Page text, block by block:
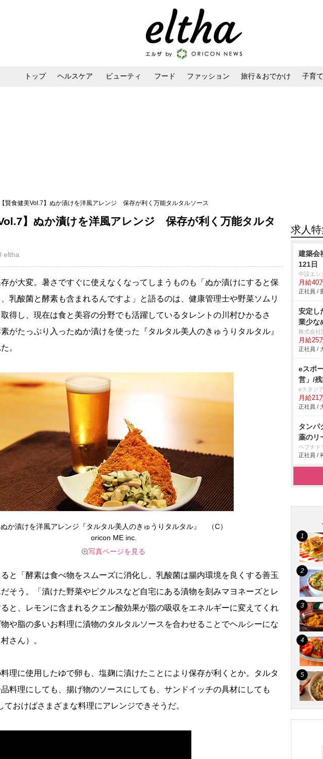
トップ ヘルスケア ビューティ フード ファッション 旅行＆おでかけ 子育て
賢食健美Vol.7】ぬか漬けを洋風アレンジ 保存が利く万能タルタルソース
Vol.7】ぬか漬けを洋風アレンジ 保存が利く万能タルタ
eltha
が大変。暑さですぐに使えなくなってしまうものも「ぬか漬けにすると保
乳酸菌と酵素も含まれるんですよ」と語るのは、健康管理士や野菜ソムリ
得し、現在は食と美容の分野でも活躍しているタレントの川村ひかるさ
がたっぷり入ったぬか漬けを使った『タルタル美人のきゅうりタルタル』
。
ぬか漬けを洋風アレンジ『タルタル美人のきゅうりタルタル』 （C）
oricon ME inc.
写真ページを見る
と「酵素は食べ物をスムーズに消化し、乳酸菌は腸内環境を良くする善玉
そう。「漬けた野菜やピクルスなど自宅にある漬物を刻みマヨネーズとレ
と、レモンに含まれるクエン酸効果が脂の吸収をエネルギーに変えてくれ
や脂の多いお料理に漬物のタルタルソースを合わせることでヘルシーにな
さん）。
理に使用したゆで卵も、塩麹に漬けたことにより保存が利くとか。タルタ
料理にしても、揚げ物のソースにしても、サンドイッチの具材にしても
ておけばさまざまな料理にアレンジできそうだ。
求人
建築会
121日
中設エン
月給40
正社員 /
安定し
業少な
株式会社
月給25
正社員 /
eスポ
営」/
eスタジ
月給21
正社員 /
タンパ
薬のリ
ペプチド
正社員 /